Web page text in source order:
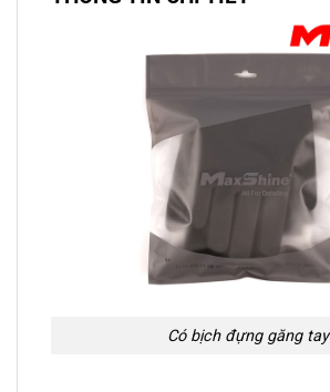
Có bịch đựng găng tay